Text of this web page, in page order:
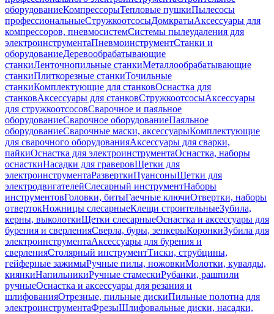
оборудованиеКомпрессорыТепловые пушкиПылесосы
профессиональныеСтружкоотсосыДомкратыАксессуары для
компрессоров, пневмосистемСистемы пылеудаления для
электроинструментаПневмоинструментСтанки и
оборудованиеДеревообрабатывающие
станкиЛенточнопильные станкиМеталлообрабатывающие
станкиПлиткорезные станкиТочильные
станкиКомплектующие для станковОснастка для
станковАксессуары для станковСтружкоотсосыАксессуары
для стружкоотсосовСварочное и паяльное
оборудованиеСварочное оборудованиеПаяльное
оборудованиеСварочные маски, аксессуарыКомплектующие
для сварочного оборудованияАксессуары для сварки,
пайкиОснастка для электроинструментаОснастка, наборы
оснасткиНасадки для граверовЩетки для
электроинструментаРазверткиПуансоныЩетки для
электродвигателейСлесарный инструментНаборы
инструментовГоловки, битыГаечные ключиОтвертки, наборы
отвертокНожницы слесарныеКлещи строительныеЗубила,
керны, выколоткиЩетки слесарныеОснастка и аксессуары для
бурения и сверленияСверла, буры, зенкерыКоронкиЗубила для
электроинструментаАксессуары для бурения и
сверленияСтолярный инструментТиски, струбцины,
гейферные зажимыРучные пилы, ножовкиМолотки, кувалды,
киянкиНапильникиРучные стамескиРубанки, рашпили
ручныеОснастка и аксессуары для резания и
шлифованияОтрезные, пильные дискиПильные полотна для
электроинструментаФрезыШлифовальные диски, насадки,